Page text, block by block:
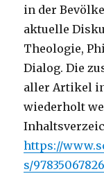
in der
aktuelle
Theologie,
Dialog. Die
aller Artikel
wiederholt
https://
s/